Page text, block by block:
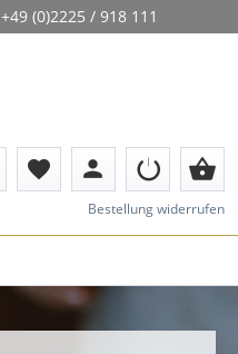
+49 (0)2225 / 918 111
favorite person shopping_basket
Bestellung widerrufen